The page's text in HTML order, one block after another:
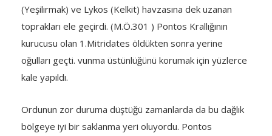
(Yeşilırmak) ve Lykos (Kelkit) havzasına dek uzanan
toprakları ele geçirdi. (M.Ö.301 ) Pontos Krallığının
kurucusu olan 1.Mitridates öldükten sonra yerine
oğulları geçti. vunma üstünlüğünü korumak için yüzlerce
kale yapıldı.
Ordunun zor duruma düştüğü zamanlarda da bu dağlık
bölgeye iyi bir saklanma yeri oluyordu. Pontos